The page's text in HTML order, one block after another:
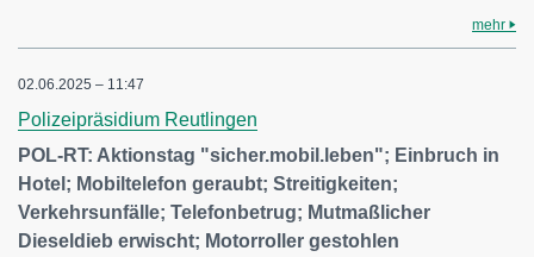
mehr
02.06.2025 – 11:47
Polizeipräsidium Reutlingen
POL-RT: Aktionstag "sicher.mobil.leben"; Einbruch in
Hotel; Mobiltelefon geraubt; Streitigkeiten;
Verkehrsunfälle; Telefonbetrug; Mutmaßlicher
Dieseldieb erwischt; Motorroller gestohlen